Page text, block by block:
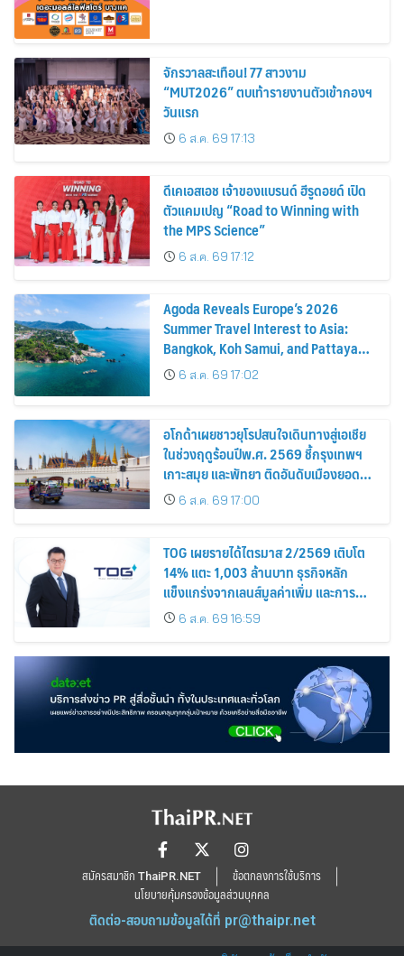
จักรวาลสะเทือน! 77 สาวงาม
“MUT2026” ตบเท้ารายงานตัวเข้ากองฯ
วันแรก
6 ส.ค. 69 17:13
ดีเคเอสเอช เจ้าของแบรนด์ ฮีรูดอยด์ เปิด
ตัวแคมเปญ “Road to Winning with
the MPS Science”
6 ส.ค. 69 17:12
Agoda Reveals Europe’s 2026
Summer Travel Interest to Asia:
Bangkok, Koh Samui, and Pattaya
Among the Top Cities
6 ส.ค. 69 17:02
อโกด้าเผยชาวยุโรปสนใจเดินทางสู่เอเชีย
ในช่วงฤดูร้อนปีพ.ศ. 2569 ชี้กรุงเทพฯ
เกาะสมุย และพัทยา ติดอันดับเมืองยอด
นิยม6 ส.ค. 69 17:00
TOG เผยรายได้ไตรมาส 2/2569 เติบโต
14% แตะ 1,003 ล้านบาท ธุรกิจหลัก
แข็งแกร่งจากเลนส์มูลค่าเพิ่ม และการ
ขยายตลาดต่างประเทศ พร้อมเดินหน้า
ลงทุนเพื่อการเติบโตระยะยาว
6 ส.ค. 69 16:59
สมัครสมาชิก ThaiPR.NET
ข้อตกลงการใช้บริการ
นโยบายคุ้มครองข้อมูลส่วนบุคคล
ติดต่อ-สอบถามข้อมูลได้ที่ pr@thaipr.net